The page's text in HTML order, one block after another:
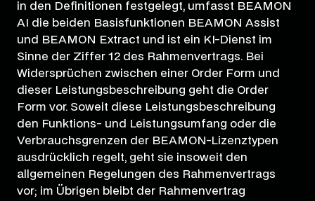
in den Definitionen festgelegt, umfasst BEAMON
AI die beiden Basisfunktionen BEAMON Assist
und BEAMON Extract und ist ein KI-Dienst im
Sinne der Ziffer 12 des Rahmenvertrags. Bei
Widersprüchen zwischen einer Order Form und
dieser Leistungsbeschreibung geht die Order
Form vor. Soweit diese Leistungsbeschreibung
den Funktions- und Leistungsumfang oder die
Verbrauchsgrenzen der BEAMON-Lizenztypen
ausdrücklich regelt, geht sie insoweit den
allgemeinen Regelungen des Rahmenvertrags
vor; im Übrigen bleibt der Rahmenvertrag